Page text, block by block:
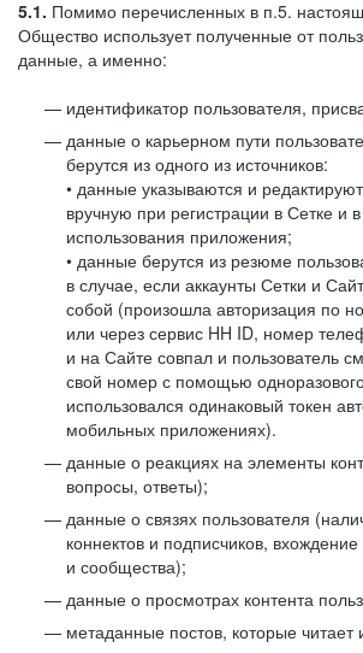
5.1. Помимо перечисленных в п.5.
Общество использует полученные от
данные, а именно:
идентификатор пользователя,
данные о карьерном пути
берутся из одного из источников:
• данные указываются и
вручную при регистрации в Сетке и
использования приложения;
• данные берутся из резюме
в случае, если аккаунты Сетки и
собой (произошла авторизация по
или через сервис HH ID, номер
и на Сайте совпал и пользователь
свой номер с помощью
использовался одинаковый токен
мобильных приложениях).
данные о реакциях на элементы
вопросы, ответы);
данные о связях пользователя
коннектов и подписчиков, вхождение
и сообщества);
данные о просмотрах контента
метаданные постов, которые читает